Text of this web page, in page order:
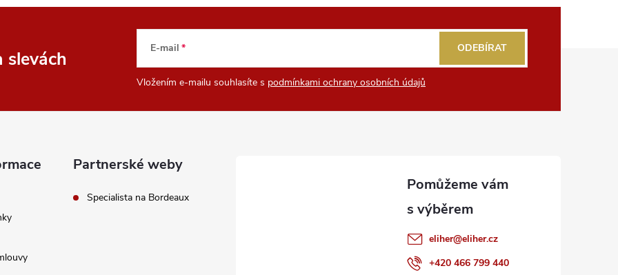
slevách E-mail
Vložením e-mailu souhlasíte s podmínkami ochrany osobních údajů
ODEBÍRAT
Partnerské weby
Specialista na Bordeaux
eliher@eliher.cz
+420 466 799 440